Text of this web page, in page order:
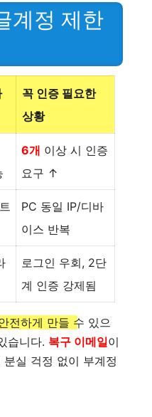
계정 제한
꼭 인증 필요한
상황
6개 이상 시 인증
요구 ↑
PC 동일 IP/디바
이스 반복
로그인 우회, 2단
계 인증 강제됨
전하게 만들 수 있으
습니다. 복구 이메일이
실 걱정 없이 부계정